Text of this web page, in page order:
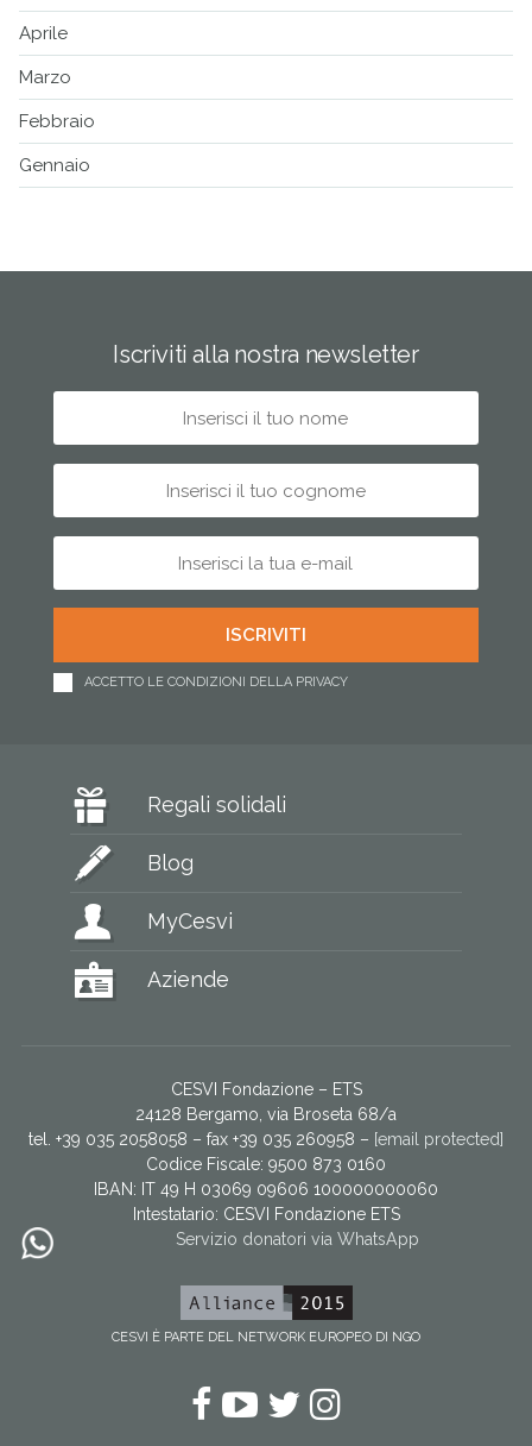
Aprile
Marzo
Febbraio
Gennaio
Iscriviti alla nostra newsletter
ACCETTO LE CONDIZIONI DELLA PRIVACY
Regali solidali
Blog
MyCesvi
Aziende
CESVI Fondazione – ETS
24128 Bergamo, via Broseta 68/a
tel. +39 035 2058058 – fax +39 035 260958 – [email protected]
Codice Fiscale: 9500 873 0160
IBAN: IT 49 H 03069 09606 100000000060
Intestatario: CESVI Fondazione ETS
Servizio donatori via WhatsApp
CESVI È PARTE DEL NETWORK EUROPEO DI NGO
Facebook
YouTube
Twitter
Instagram